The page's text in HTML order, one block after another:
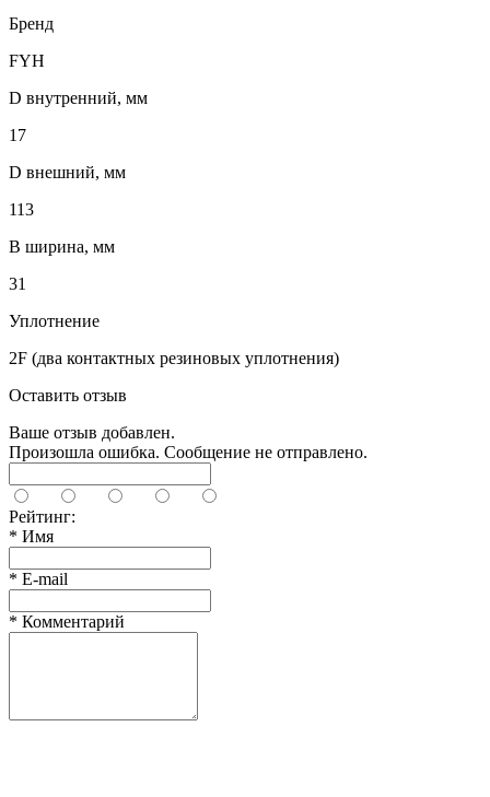
Бренд
FYH
D внутренний, мм
17
D внешний, мм
113
B ширина, мм
31
Уплотнение
2F (два контактных резиновых уплотнения)
Оставить отзыв
Ваше отзыв добавлен.
Произошла ошибка. Сообщение не отправлено.
Рейтинг:
* Имя
* E-mail
* Комментарий